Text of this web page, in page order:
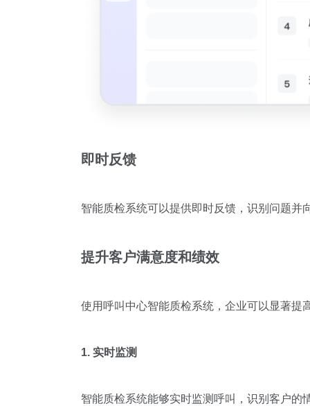
即时反馈
智能质检系统可以提供即时反馈，识别问题
提升客户满意度和绩效
使用呼叫中心智能质检系统，企业可以显著提
1. 实时监测
智能质检系统能够实时监测呼叫，识别客户